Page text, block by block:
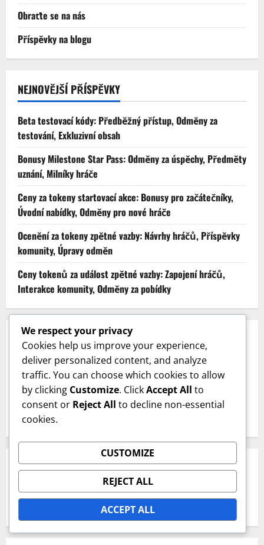
Obraťte se na nás
Příspěvky na blogu
NEJNOVĚJŠÍ PŘÍSPĚVKY
Beta testovací kódy: Předběžný přístup, Odměny za
testování, Exkluzivní obsah
Bonusy Milestone Star Pass: Odměny za úspěchy, Předměty
uznání, Milníky hráče
Ceny za tokeny startovací akce: Bonusy pro začátečníky,
Úvodní nabídky, Odměny pro nové hráče
Ocenění za tokeny zpětné vazby: Návrhy hráčů, Příspěvky
komunity, Úpravy odměn
Ceny tokenů za událost zpětné vazby: Zapojení hráčů,
Interakce komunity, Odměny za pobídky
KATEGORIE
Bonusy Star Pass v EA SPORTS FC Mobile
Ceny v obchodě s tokeny událostí v EA SPORTS FC Mobile
Uplatnit kódy v EA SPORTS FC Mobile
HLEDAT
Search
We respect your privacy
Cookies help us improve your experience,
deliver personalized content, and analyze
traffic. You can choose which cookies to allow
by clicking Customize. ClickAccept All to
consent or Reject All to decline non-essential
cookies.
CUSTOMIZE
REJECT ALL
ACCEPT ALL